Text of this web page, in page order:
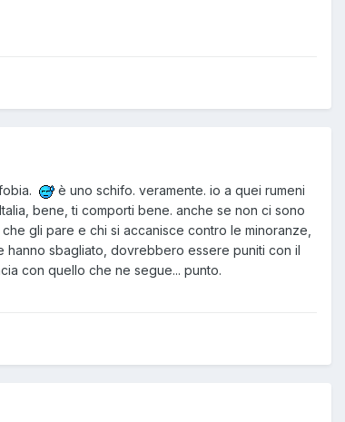
è uno schifo. veramente. io a quei rumeni
bene, ti comporti bene. anche se non ci sono
gli pare e chi si accanisce contro le minoranze,
hanno sbagliato, dovrebbero essere puniti con il
con quello che ne segue... punto.